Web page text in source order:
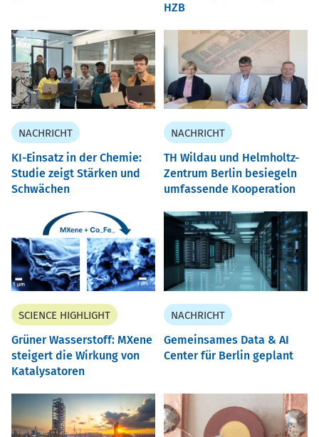
HZB
NACHRICHT
KI-Einsatz in der Chemie:
Studie zeigt Stärken und
Schwächen
NACHRICHT
TH Wildau und Helmholtz-
Zentrum Berlin besiegeln
umfassende Kooperation
SCIENCE HIGHLIGHT
Grüner Wasserstoff: MXene
steigert die Wirkung von
Katalysatoren
NACHRICHT
Gemeinsames Data & AI
Center für Berlin geplant